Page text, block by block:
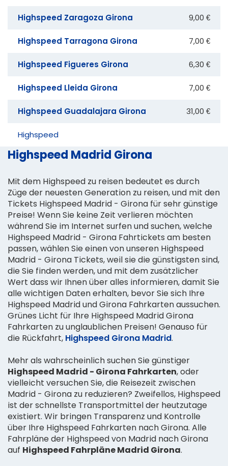
Highspeed Zaragoza Girona 9,00 €
Highspeed Tarragona Girona 7,00 €
Highspeed Figueres Girona 6,30 €
Highspeed Lleida Girona 7,00 €
Highspeed Guadalajara Girona 31,00 €
Highspeed
Highspeed Madrid Girona
Mit dem Highspeed zu reisen bedeutet es durch
Züge der neuesten Generation zu reisen, und mit den
Tickets Highspeed Madrid - Girona für sehr günstige
Preise! Wenn Sie keine Zeit verlieren möchten
während Sie im Internet surfen und suchen, welche
Highspeed Madrid - Girona Fahrtickets am besten
passen, wählen Sie einen von unseren Highspeed
Madrid - Girona Tickets, weil sie die günstigsten sind,
die Sie finden werden, und mit dem zusätzlicher
Wert dass wir Ihnen über alles informieren, damit Sie
alle wichtigen Daten erhalten, bevor Sie sich Ihre
Highspeed Madrid und Girona Fahrkarten aussuchen.
Grünes Licht für Ihre Highspeed Madrid Girona
Fahrkarten zu unglaublichen Preisen! Genauso für
die Rückfahrt, Highspeed Girona Madrid.
Mehr als wahrscheinlich suchen Sie günstiger
Highspeed Madrid - Girona Fahrkarten, oder
vielleicht versuchen Sie, die Reisezeit zwischen
Madrid - Girona zu reduzieren? Zweifellos, Highspeed
ist der schnellste Transportmittel der heutzutage
existiert. Wir bringen Transparenz und Kontrolle
über Ihre Highspeed Fahrkarten nach Girona. Alle
Fahrpläne der Highspeed von Madrid nach Girona
auf Highspeed Fahrpläne Madrid Girona.